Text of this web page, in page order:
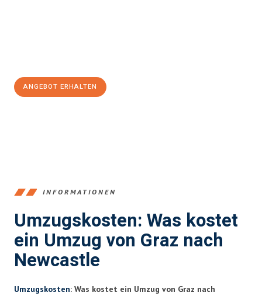
ANGEBOT ERHALTEN
INFORMATIONEN
Umzugskosten: Was kostet
ein Umzug von Graz nach
Newcastle
Umzugskosten: Was kostet ein Umzug von Graz nach